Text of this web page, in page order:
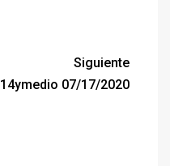
Siguiente
14ymedio 07/17/2020